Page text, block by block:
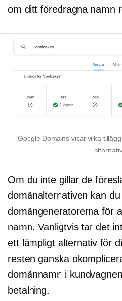
om ditt föredragna namn
Google Domains visar vilka
Om du inte gillar de
domänalternativen kan du
domängeneratorerna för
namn. Vanligtvis tar det
ett lämpligt alternativ för
resten ganska
domännamn i
betalning.